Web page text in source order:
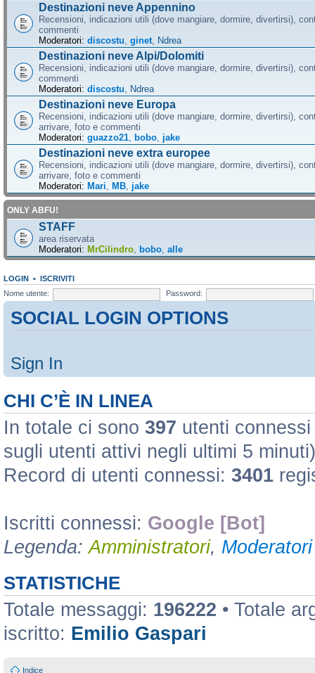
Destinazioni neve Appennino
Recensioni, indicazioni utili (dove mangiare, dormire, divertirsi),
commenti
Moderatori: discostu ginet Ndrea
Destinazioni neve Alpi/Dolomiti
Recensioni, indicazioni utili (dove mangiare, dormire, divertirsi),
commenti
Moderatori: discostu Ndrea
Destinazioni neve Europa
Recensioni, indicazioni utili (dove mangiare, dormire, divertirsi),
arrivare, foto e commenti
Moderatori: guazzo21 bobo jake
Destinazioni neve extra europee
Recensioni, indicazioni utili (dove mangiare, dormire, divertirsi),
arrivare, foto e commenti
Moderatori: Mari MB jake
ONLY ABFU!
STAFF
area riservata
Moderatori: MrCilindro bobo alle
LOGIN • ISCRIVITI
Nome utente:
Password:
SOCIAL LOGIN OPTIONS
Sign In
CHI C’È IN LINEA
In totale ci sono 397 utenti
sugli utenti attivi negli ultimi 5 minuti)
Record di utenti connessi: 3401
Iscritti connessi: Google [Bot]
Legenda:Amministratori,
STATISTICHE
Totale messaggi: 196222 • Totale
iscritto: Emilio Gaspari
Indice